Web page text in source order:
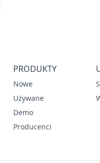
PRODUKTY
Nowe
Używane
Demo
Producenci